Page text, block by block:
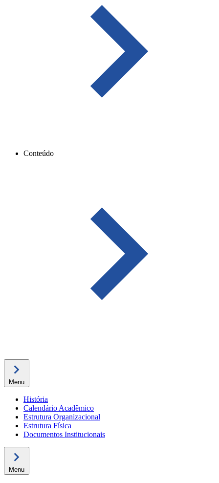
Conteúdo
Menu
História
Calendário Acadêmico
Estrutura Organizacional
Estrutura Física
Documentos Institucionais
Menu